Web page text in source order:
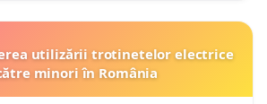
utilizării trotinetelor electrice
minori în România